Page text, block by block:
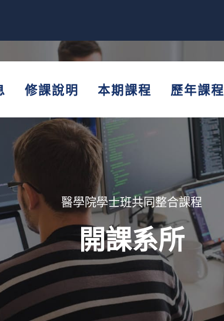
修課說明 本期課程 歷年課程
醫學院學士班共同整合課程
開課系所